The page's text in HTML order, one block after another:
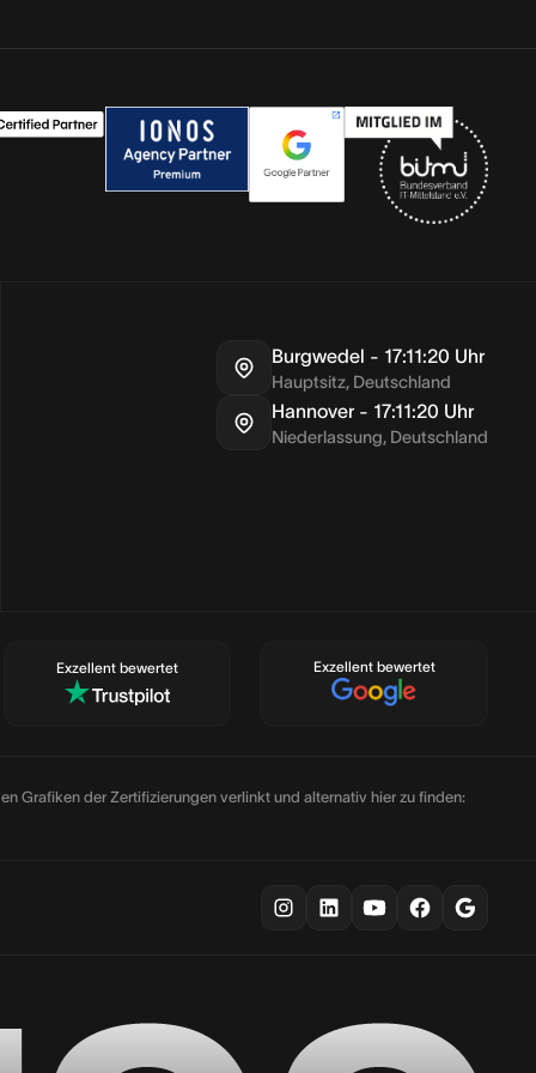
Burgwedel - 17:11:20 Uhr
Hauptsitz, Deutschland
Hannover - 17:11:20 Uhr
Niederlassung, Deutschland
Exzellent bewertet Exzellent bewertet
Grafiken der Zertifizierungen verlinkt und alternativ hier zu finden: